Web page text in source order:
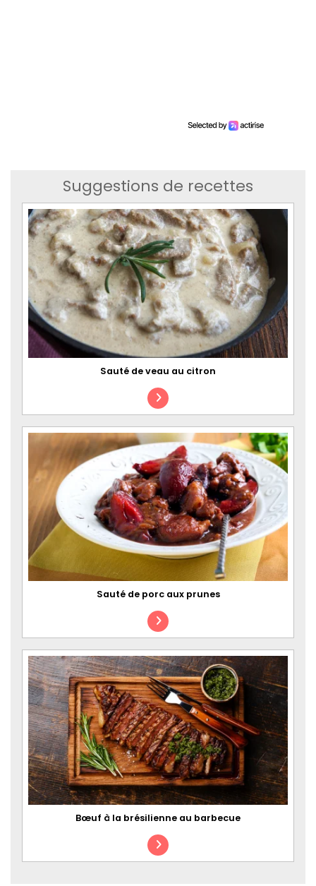
Suggestions de recettes
Sauté de veau au citron
Sauté de porc aux prunes
Bœuf à la brésilienne au barbecue